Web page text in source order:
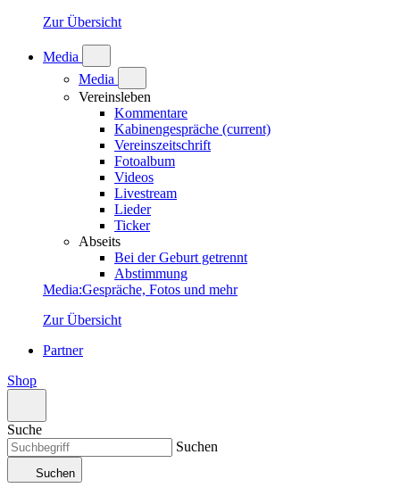
Zur Übersicht
Media
Media
Vereinsleben
Kommentare
Kabinengespräche (current)
Vereinszeitschrift
Fotoalbum
Videos
Livestream
Lieder
Ticker
Abseits
Bei der Geburt getrennt
Abstimmung
Media:Gespräche, Fotos und mehr
Zur Übersicht
Partner
Shop
Suche
Suchen
Suchen